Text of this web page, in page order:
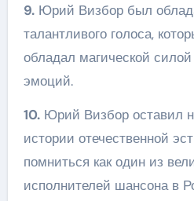
9.Юрий Визбор был
талантливого голоса,
обладал магической
эмоций.
10.Юрий Визбор оставил
истории отечественной
помниться как один из
исполнителей шансона в